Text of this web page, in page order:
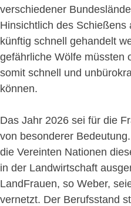
verschiedener
Hinsichtlich des
künftig schnell gehandelt
gefährliche Wölfe müssten
somit schnell und
können.
Das Jahr 2026 sei für die
von besonderer
die Vereinten Nationen
in der Landwirtschaft
LandFrauen, so Weber,
vernetzt. Der Berufsstand